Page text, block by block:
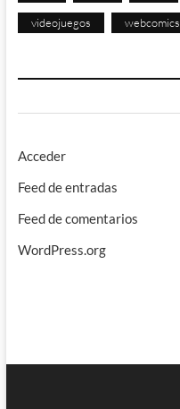
videojuegos webcomics
Acceder
Feed de entradas
Feed de comentarios
WordPress.org